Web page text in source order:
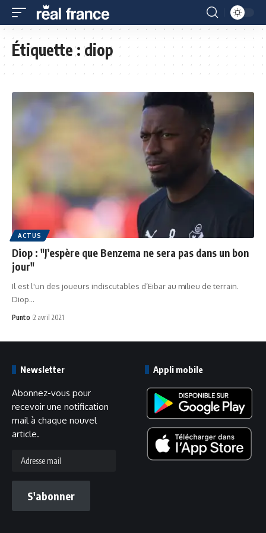
Étiquette :diop
ACTUS
Diop : "J’espère que Benzema ne sera pas dans un bon
jour"
Il est l'un des joueurs indiscutables d’Eibar au milieu de terrain.
Diop…
Punto 2 avril 2021
Newsletter
Abonnez-vous pour
recevoir une notification
mail à chaque nouvel
article.
mail
S'abonner
Appli mobile